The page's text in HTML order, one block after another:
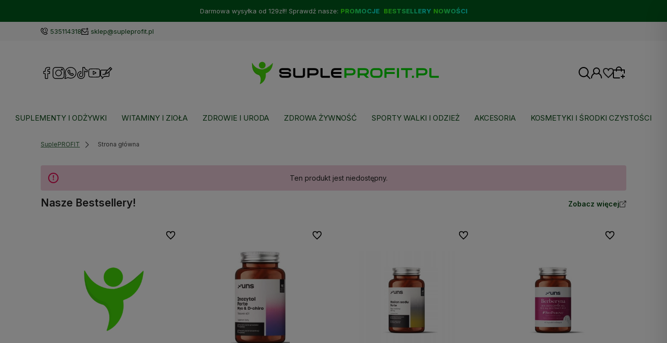
Darmowa wysyłka od 129zł!! Sprawdź nasze: PROMOCJE BESTSELLERY NOWOŚCI
535114318 sklep@supleprofit.pl
SUPLEMENTY I ODŻYWKI WITAMINY I ZIOŁA ZDROWIE I URODA ZDROWA ŻYWNOŚĆ SPORTY WALKI I ODZIEŻ AKCESORIA KOSMETYKI I ŚRODKI CZYSTOŚCI
SuplePROFIT Strona główna
Ten produkt jest niedostępny.
Nasze Bestsellery! Zobacz więcej
Do ulubionych Do ulubionych Do ulubionych Do ulubionych